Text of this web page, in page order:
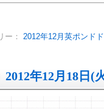
ー： 2012年12月英ポンド
2012年12月18日(